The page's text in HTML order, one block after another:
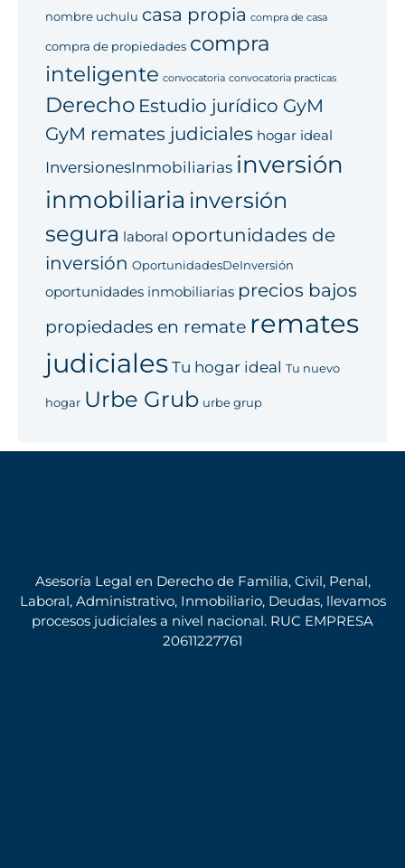
nombre uchulu casa propia compra de casa
compra de propiedades compra
inteligente convocatoria convocatoria practicas
Derecho Estudio jurídico GyM
GyM remates judiciales hogar ideal
InversionesInmobiliarias inversión
inmobiliaria inversión
segura laboral oportunidades de
inversión OportunidadesDeInversión
oportunidades inmobiliarias precios bajos
propiedades en remate remates
judicialesTu hogar ideal Tu nuevo
hogar Urbe Grub urbe grup
Asesoría Legal en Derecho de Familia, Civil, Penal,
Laboral, Administrativo, Inmobiliario, Deudas, llevamos
procesos judiciales a nivel nacional. RUC EMPRESA
20611227761